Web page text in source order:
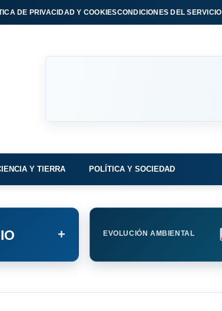
DE PRIVACIDAD Y COOKIESCONDICIONES DEL SERVICIO
Y TIERRA POLÍTICA Y SOCIEDAD
+ EVOLUCIÓN AMBIENTAL